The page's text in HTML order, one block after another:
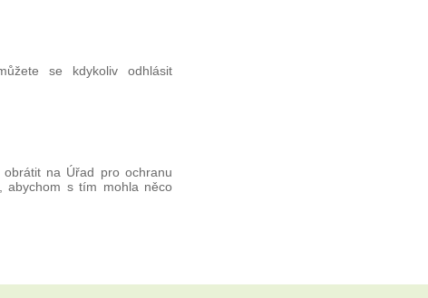
se kdykoliv odhlásit
na Úřad pro ochranu
abychom s tím mohla něco